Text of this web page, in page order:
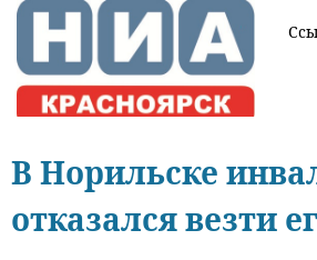
В Норильске
отказался везти